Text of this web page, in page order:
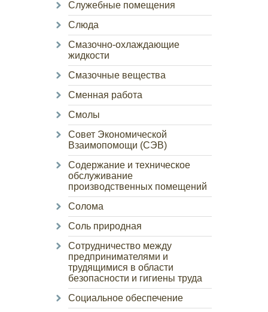
Служебные помещения
Слюда
Смазочно-охлаждающие
жидкости
Смазочные вещества
Сменная работа
Смолы
Совет Экономической
Взаимопомощи (СЭВ)
Содержание и техническое
обслуживание
производственных помещений
Солома
Соль природная
Сотрудничество между
предпринимателями и
трудящимися в области
безопасности и гигиены труда
Социальное обеспечение